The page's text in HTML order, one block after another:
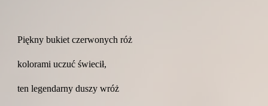
Piękny bukiet czerwonych róż
kolorami uczuć świecił,
ten legendarny duszy wróż